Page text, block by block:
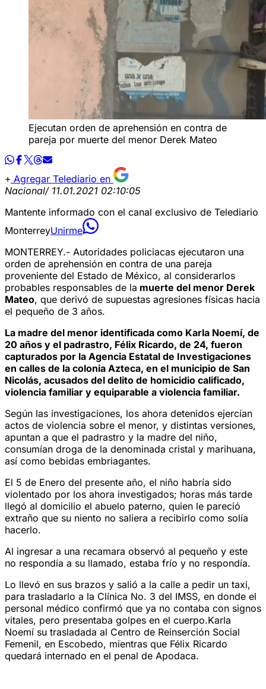
Ejecutan orden de aprehensión en contra de
pareja por muerte del menor Derek Mateo
Agregar Telediario en
Nacional/ 11.01.2021 02:10:05
Mantente informado con el canal exclusivo de Telediario
MonterreyUnirme
MONTERREY.- Autoridades policiacas ejecutaron una
orden de aprehensión en contra de una pareja
proveniente del Estado de México, al considerarlos
probables responsables de la muerte del menor Derek
Mateo, que derivó de supuestas agresiones físicas hacia
el pequeño de 3 años.
La madre del menor identificada como Karla Noemí, de
20 años y el padrastro, Félix Ricardo, de 24, fueron
capturados por la Agencia Estatal de Investigaciones
en calles de la colonia Azteca, en el municipio de San
Nicolás, acusados del delito de homicidio calificado,
violencia familiar y equiparable a violencia familiar.
Según las investigaciones, los ahora detenidos ejercían
actos de violencia sobre el menor, y distintas versiones,
apuntan a que el padrastro y la madre del niño,
consumían droga de la denominada cristal y marihuana,
así como bebidas embriagantes.
El 5 de Enero del presente año, el niño habría sido
violentado por los ahora investigados; horas más tarde
llegó al domicilio el abuelo paterno, quien le pareció
extraño que su niento no saliera a recibirlo como solía
hacerlo.
Al ingresar a una recamara observó al pequeño y este
no respondía a su llamado, estaba frío y no respondía.
Lo llevó en sus brazos y salió a la calle a pedir un taxi,
para trasladarlo a la Clínica No. 3 del IMSS, en donde el
personal médico confirmó que ya no contaba con signos
vitales, pero presentaba golpes en el cuerpo.Karla
Noemí su trasladada al Centro de Reinserción Social
Femenil, en Escobedo, mientras que Félix Ricardo
quedará internado en el penal de Apodaca.